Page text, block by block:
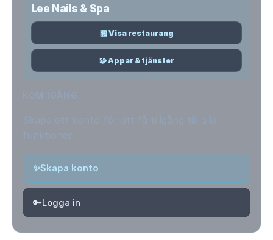
Lee Nails & Spa
🏪 Visa restaurang
🧩 Appar & tjänster
✨Skapa konto
🔑Logga in